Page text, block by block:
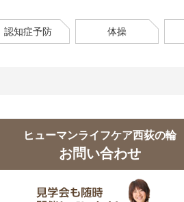
認知症予防 体操
ヒューマンライフケア西荻の輪
お問い合わせ